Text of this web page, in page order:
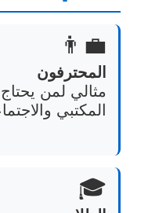
👨‍💼
المحترفون
مثالي لمن
المكتبي
🎓